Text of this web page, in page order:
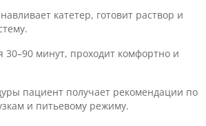
катетер, готовит раствор и
30–90 минут, проходит комфортно и
пациент получает рекомендации по
и питьевому режиму.